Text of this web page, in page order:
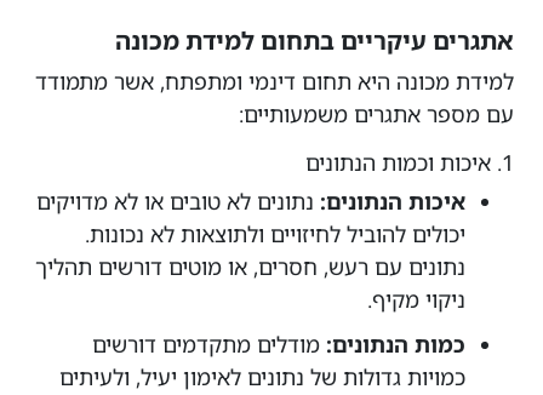
אתגרים עיקריים בתחום למידת מכונה
למידת מכונה היא תחום דינמי ומתפתח, אשר מתמודד
עם מספר אתגרים משמעותיים:
1. איכות וכמות הנתונים
איכות הנתונים: נתונים לא טובים או לא מדויקים
יכולים להוביל לחיזויים ולתוצאות לא נכונות.
נתונים עם רעש, חסרים, או מוטים דורשים תהליך
ניקוי מקיף.
כמות הנתונים: מודלים מתקדמים דורשים
כמויות גדולות של נתונים לאימון יעיל, ולעיתים